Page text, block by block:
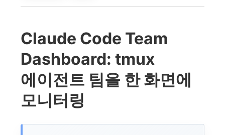
Claude Code Team
Dashboard: tmux
에이전트 팀을 한 화면에
모니터링